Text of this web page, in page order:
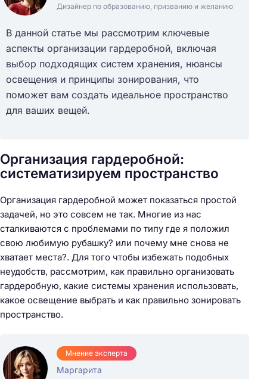
Дизайнер по образованию, призванию и желанию
В данной статье мы рассмотрим ключевые
аспекты организации гардеробной, включая
выбор подходящих систем хранения, нюансы
освещения и принципы зонирования, что
поможет вам создать идеальное пространство
для ваших вещей.
Организация гардеробной:
систематизируем пространство
Организация гардеробной может показаться простой
задачей, но это совсем не так. Многие из нас
сталкиваются с проблемами по типу где я положил
свою любимую рубашку? или почему мне снова не
хватает места?. Для того чтобы избежать подобных
неудобств, рассмотрим, как правильно организовать
гардеробную, какие системы хранения использовать,
какое освещение выбрать и как правильно зонировать
пространство.
Мнение эксперта
Маргарита